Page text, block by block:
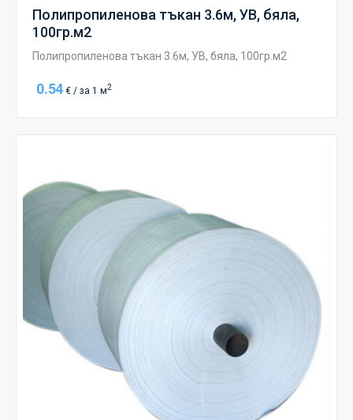
Полипропиленова тъкан 3.6м, УВ, бяла,
100гр.м2
Полипропиленова тъкан 3.6м, УВ, бяла, 100гр.м2
0.54 € / за 1 м2